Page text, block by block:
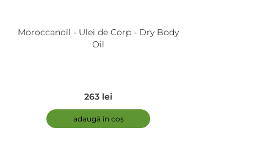
Moroccanoil - Ulei de Corp - Dry Body
Oil
263 lei
adaugă în coș